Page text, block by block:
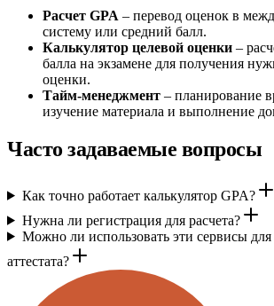
Расчет GPA – перевод оценок в
систему или средний балл.
Калькулятор целевой оценки –
балла на экзамене для получения
оценки.
Тайм-менеджмент – планирование
изучение материала и выполнение
Часто задаваемые вопросы
Как точно работает калькулятор GPA?
Нужна ли регистрация для расчета?
Можно ли использовать эти сервисы
аттестата?